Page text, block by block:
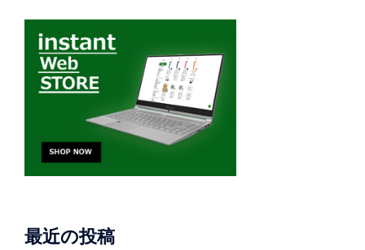
最近の投稿